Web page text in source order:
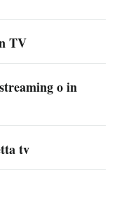
TV
o in
tv